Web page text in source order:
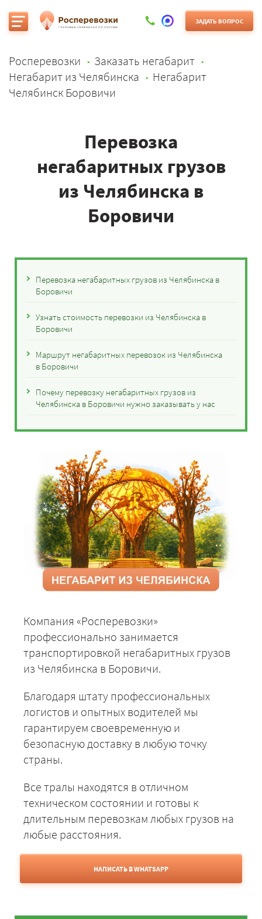
ЗАДАТЬ ВОПРОС
Росперевозки
Заказать негабарит
Негабарит из Челябинска
Негабарит
Челябинск Боровичи
Перевозка
негабаритных грузов
из Челябинска в
Боровичи
Перевозка негабаритных грузов из Челябинска в
Боровичи
Узнать стоимость перевозки из Челябинска в
Боровичи
Маршрут негабаритных перевозок из Челябинска
в Боровичи
Почему перевозку негабаритных грузов из
Челябинска в Боровичи нужно заказывать у нас
Компания «Росперевозки»
профессионально занимается
транспортировкой негабаритных грузов
из Челябинска в Боровичи.
Благодаря штату профессиональных
логистов и опытных водителей мы
гарантируем своевременную и
безопасную доставку в любую точку
страны.
Все тралы находятся в отличном
техническом состоянии и готовы к
длительным перевозкам любых грузов на
любые расстояния.
НАПИСАТЬ В WHATSAPP